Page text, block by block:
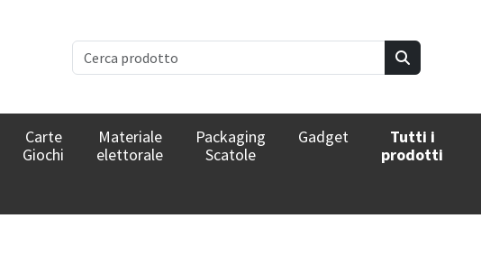
Carte
Giochi
Materiale
elettorale
Packaging
Scatole
Gadget
Tutti i
prodotti